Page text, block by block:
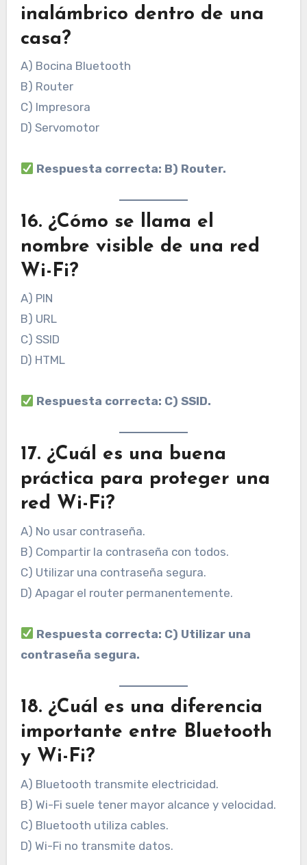
inalámbrico dentro de una
casa?
A) Bocina Bluetooth
B) Router
C) Impresora
D) Servomotor
Respuesta correcta: B) Router.
16. ¿Cómo se llama el
nombre visible de una red
Wi-Fi?
A) PIN
B) URL
C) SSID
D) HTML
Respuesta correcta: C) SSID.
17. ¿Cuál es una buena
práctica para proteger una
red Wi-Fi?
A) No usar contraseña.
B) Compartir la contraseña con todos.
C) Utilizar una contraseña segura.
D) Apagar el router permanentemente.
Respuesta correcta: C) Utilizar una
contraseña segura.
18. ¿Cuál es una diferencia
importante entre Bluetooth
y Wi-Fi?
A) Bluetooth transmite electricidad.
B) Wi-Fi suele tener mayor alcance y velocidad.
C) Bluetooth utiliza cables.
D) Wi-Fi no transmite datos.